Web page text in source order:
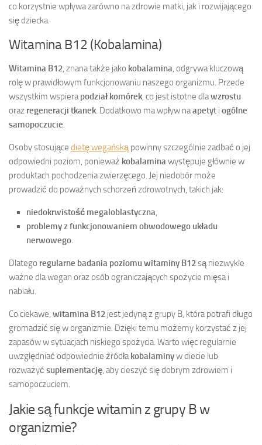
co korzystnie wpływa zarówno na zdrowie matki, jak i rozwijającego
się dziecka.
Witamina B12 (Kobalamina)
Witamina B12, znana także jako kobalamina, odgrywa kluczową
rolę w prawidłowym funkcjonowaniu naszego organizmu. Przede
wszystkim wspierapodział komórek, co jest istotne dlawzrostu
oraz regeneracji tkanek. Dodatkowo ma wpływ naapetyt i ogólne
samopoczucie.
Osoby stosujące dietę wegańskąpowinny szczególnie zadbać o jej
odpowiedni poziom, ponieważ kobalaminawystępuje głównie w
produktach pochodzenia zwierzęcego. Jej niedobór może
prowadzić do poważnych schorzeń zdrowotnych, takich jak:
niedokrwistość megaloblastyczna,
problemy z funkcjonowaniem obwodowego układu
nerwowego.
Dlatego regularne badania poziomu witaminy B12są niezwykle
ważne dla wegan oraz osób ograniczających spożycie mięsa i
nabiału.
Co ciekawe, witamina B12 jest jedyną z grupy B, która potrafi długo
gromadzić się w organizmie. Dzięki temu możemy korzystać z jej
zapasów w sytuacjach niskiego spożycia. Warto więc regularnie
uwzględniać odpowiednie źródłakobalaminyw diecie lub
rozważyć suplementację, aby cieszyć się dobrym zdrowiem i
samopoczuciem.
Jakie są funkcje witamin z grupy B w
organizmie?